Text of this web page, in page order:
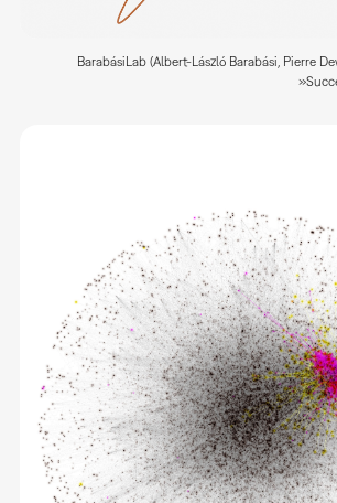
BarabásiLab (Albert-László Barabási, Pierre